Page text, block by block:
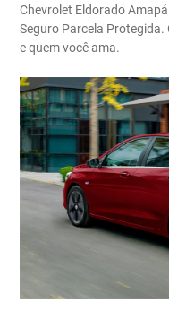
Chevrolet Eldorado
Seguro Parcela
e quem você ama.